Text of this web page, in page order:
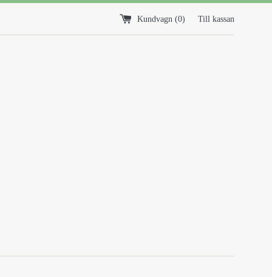
Kundvagn (0) Till kassan